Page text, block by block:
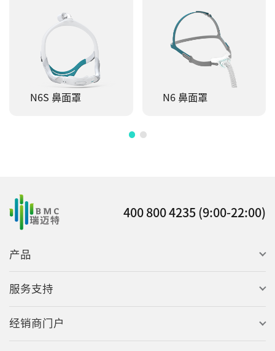
N6S 鼻面罩 N6 鼻面罩
400 800 4235 (9:00-22:00)
产品
服务支持
经销商门户